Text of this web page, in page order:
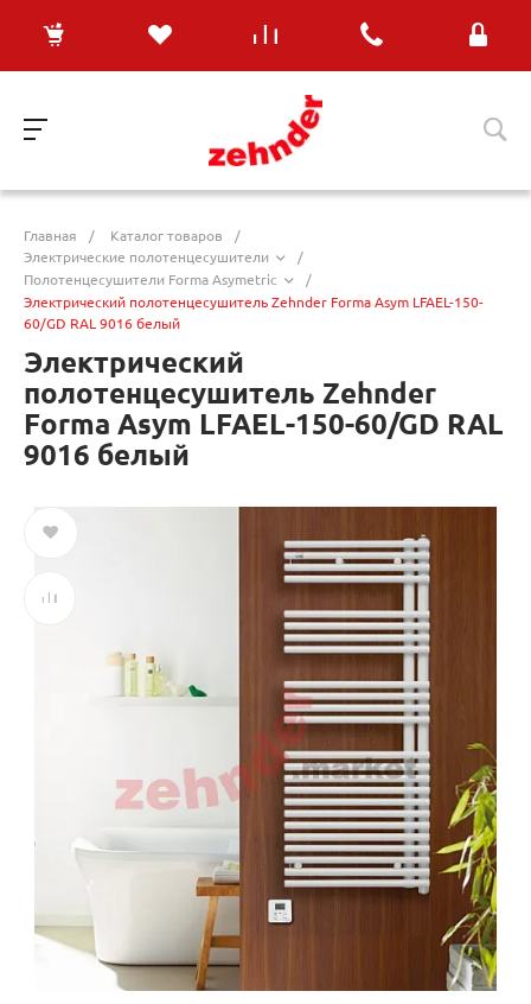
Главная / Каталог товаров
/
Электрические полотенцесушители
/
Полотенцесушители Forma Asymetric
/
Электрический полотенцесушитель Zehnder Forma Asym LFAEL-150-
60/GD RAL 9016 белый
Электрический
полотенцесушитель Zehnder
Forma Asym LFAEL-150-60/GD RAL
9016 белый